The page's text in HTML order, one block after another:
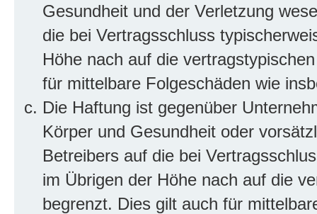
Gesundheit und der Verletzung
die bei Vertragsschluss
Höhe nach auf die
für mittelbare Folgeschäden wie
Die Haftung ist gegenüber
Körper und Gesundheit oder
Betreibers auf die bei
im Übrigen der Höhe nach auf die
begrenzt. Dies gilt auch für